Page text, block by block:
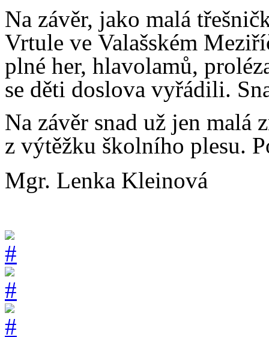
Na závěr, jako malá
Vrtule ve Valašském
plné her, hlavolamů,
se děti doslova vyřádili.
Na závěr snad už jen
z výtěžku školního plesu.
Mgr. Lenka Kleinová